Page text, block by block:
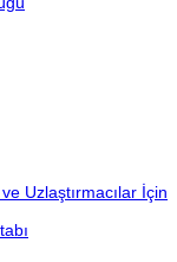
Uzlaştırmacılar İçin